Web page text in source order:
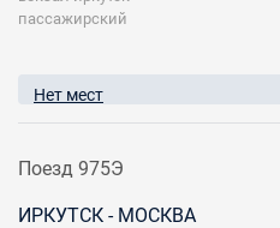
пассажирский
Нет мест
Поезд 975Э
ИРКУТСК - МОСКВА